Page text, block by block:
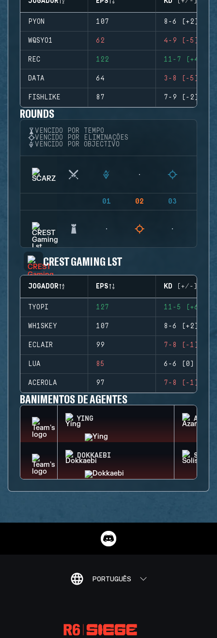
PYON 107 8-6 (+2)
WQSYO1 62 4-9 (-5)
REC 122 11-7 (+4)
DATA 64 3-8 (-5)
FISHLIKE 87 7-9 (-2)
ROUNDS
VENCIDO POR TEMPO
VENCIDO POR ELIMINAÇÕES
VENCIDO POR OBJECTIVO
01 02 03
CREST GAMING LST
JOGADOR EPS KD (+/-)
TYOPI 127 11-5 (+6)
WH1SKEY 107 8-6 (+2)
ECLAIR 99 7-8 (-1)
LUA 85 6-6 (0)
ACEROLA 97 7-8 (-1)
BANIMENTOS DE AGENTES
YING AZAMI
DOKKAEBI SOLIS
PORTUGUÊS